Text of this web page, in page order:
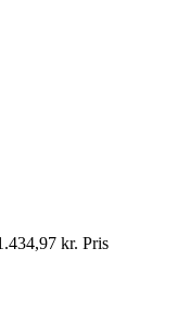
kr. Pris